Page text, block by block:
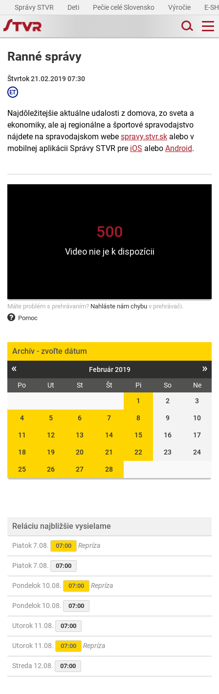
Správy STVR Deti Pečie celé Slovensko Výročie E-
Ranné správy
Štvrtok 21.02.2019 07:30
Najdôležitejšie aktuálne udalosti z domova, zo sveta a
ekonomiky, ale aj regionálne a športové spravodajstvo
nájdete na spravodajskom webe spravy.stvr.sk alebo v
mobilnej aplikácii Správy STVR pre iOS alebo Android.
Pomoc
Máte problém s prehrávaním? Nahláste nám chybu v prehrávači.
Archív - zvoľte dátum
« Február 2019 »
Po Ut St Št Pi So
Ne
1
2 3
4 5 6 7 8 9 10
11 12 13 14 15 16 17
18 19 20 21 22 23 24
25 26 27 28
Reláciu najbližšie vysielame
Piatok 7.08. 07:00 Repríza
Piatok 7.08. 07:00
Pondelok 10.08. 07:00 Repríza
Pondelok 10.08. 07:00
Utorok 11.08. 07:00
Utorok 11.08. 07:00 Repríza
Streda 12.08. 07:00